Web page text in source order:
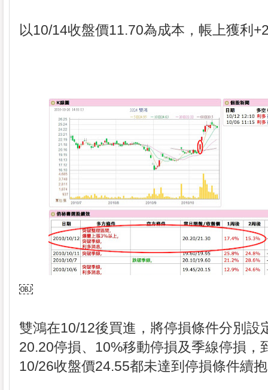
以10/14收盤價11.70為成本，帳上獲利
￼
雙鴻在10/12後買進，將停損條件分別設
20.20停損、10%移動停損及季線停損，
10/26收盤價24.55都未達到停損條件續